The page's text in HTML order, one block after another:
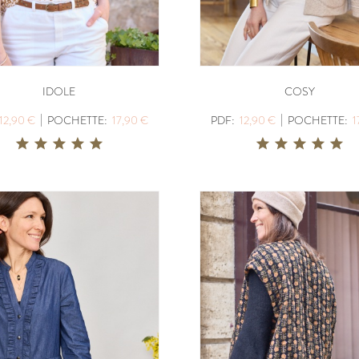
IDOLE
€| POCHETTE: 17,90 €
COSY
PDF: 12,90 €| POCHETTE: